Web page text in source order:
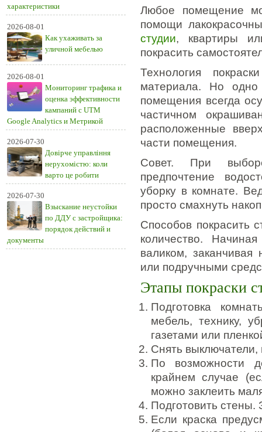
характеристики
2026-08-01
Как ухаживать за
уличной мебелью
2026-08-01
Мониторинг трафика и
оценка эффективности
кампаний с UTM
Google Analytics и Метрикой
2026-07-30
Довірче управління
нерухомістю: коли
варто це робити
2026-07-30
Взыскание неустойки
по ДДУ с застройщика:
порядок действий и
документы
Любое помещение
помощи
студии, квартиры
покрасить
Технология
материала. Но одно
помещения всегда
частичном
расположенные
части помещения.
Совет. При
предпочтение
уборку в комнате.
просто смахнуть
Способов покрасить
количество.
валиком, заканчивая
или подручными
Этапы покраски
Подготовка
мебель, технику,
газетами или
Снять выключатели,
По возможности
крайнем случае
можно заклеить
Подготовить стены.
Если краска